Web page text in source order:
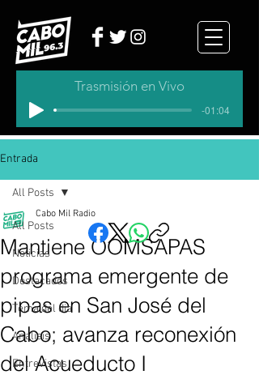
Trasmisión en Vivo
-01:04
Entrada
All Posts
Noticias
Destacados
Tema del dia
Analisis
Entrevistas
All Posts
Mantiene OOMSAPAS
programa emergente de
pipas en San José del
Cabo; avanza reconexión
del Acueducto I
Cabo Mil Radio